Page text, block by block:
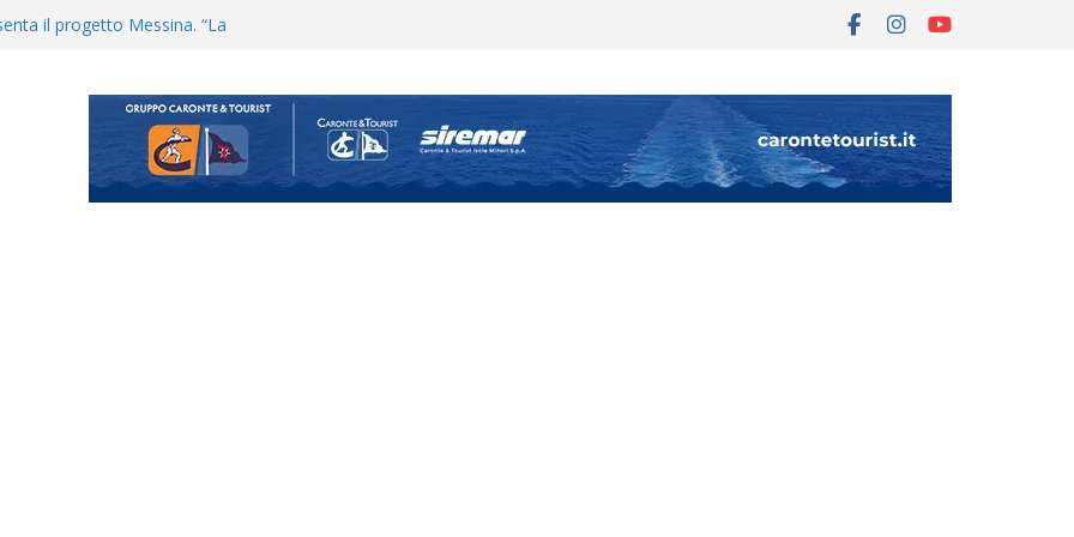
bocciato il Fasano,
e Kamarat restano in
si alzano i ritmi tra lavoro